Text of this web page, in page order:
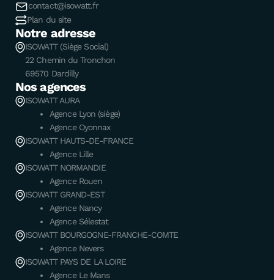
contact@isowatt.fr
Plan du site
Notre adresse
ISOWATT (Siège Social)
22 Chemin du Tronchon
69570 Dardilly
Nos agences
ISOWATT AURA
Agence Lyon (siège)
Agence Oyonnax
ISOWATT HAUTS-DE-FRANCE
Agence Lille
ISOWATT NORMANDIE
Agence Rouen
ISOWATT GRAND-EST
Agence Nancy
Agence Sélestat
ISOWATT BOURGOGNE-FRANCHE-COMTE
Agence Nevers
ISOWATT PAYS DE LA LOIRE
Agence Le Mans